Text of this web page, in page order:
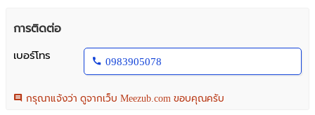
การติดต่อ
เบอร์โทร
0983905078
กรุณาแจ้งว่า ดูจากเว็บ Meezub.com ขอบคุณครับ